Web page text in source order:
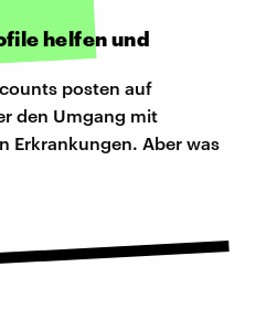
helfen und
posten auf
den Umgang mit
Erkrankungen. Aber was